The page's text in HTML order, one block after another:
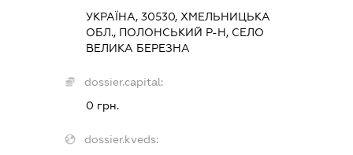
УКРАЇНА, 30530, ХМЕЛЬНИЦЬКА
ОБЛ., ПОЛОНСЬКИЙ Р-Н, СЕЛО
ВЕЛИКА БЕРЕЗНА
dossier.capital:
0 грн.
dossier.kveds: